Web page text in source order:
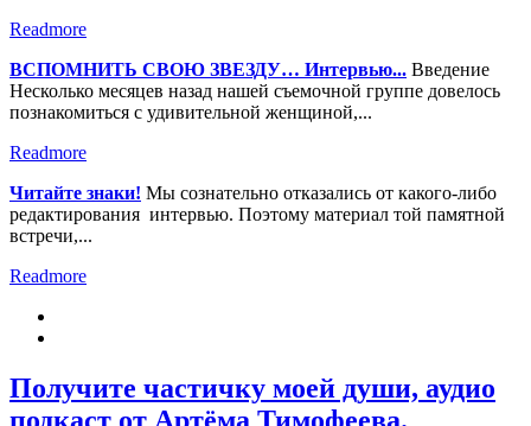
Readmore
ВСПОМНИТЬ СВОЮ ЗВЕЗДУ… Интервью... Введение
Несколько месяцев назад нашей съемочной группе довелось
познакомиться с удивительной женщиной,...
Readmore
Читайте знаки! Мы сознательно отказались от какого-либо
редактирования интервью. Поэтому материал той памятной
встречи,...
Readmore
Получите частичку моей души, аудио
подкаст от Артёма Тимофеева.